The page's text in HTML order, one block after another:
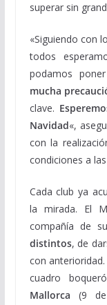
superar sin
«Siguiendo con
todos
podamos
mucha
clave.
Navidad«,
con la
condiciones a
Cada club ya
la mirada. El
compañía de
distintos, de
con
cuadro
Mallorca (9